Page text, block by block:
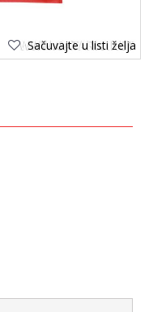
Sačuvajte u listi želja